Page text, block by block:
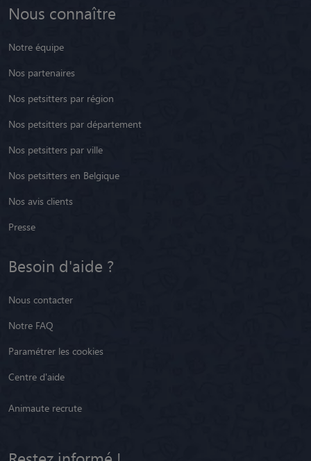
Nous connaître
Notre équipe
Nos partenaires
Nos petsitters par région
Nos petsitters par département
Nos petsitters par ville
Nos petsitters en Belgique
Nos avis clients
Presse
Besoin d'aide ?
Nous contacter
Notre FAQ
Paramétrer les cookies
Centre d'aide
Animaute recrute